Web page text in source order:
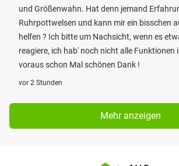
und Größenwahn. Hat denn jemand
Ruhrpottwelsen und kann mir ein bisschen
helfen ? Ich bitte um Nachsicht, wenn es
reagiere, ich hab' noch nicht alle Funktionen
voraus schon Mal schönen Dank !
vor 2 Stunden
Mehr anzeigen